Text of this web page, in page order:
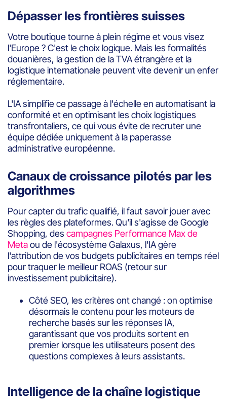
Dépasser les frontières suisses
Votre boutique tourne à plein régime et vous visez
l'Europe ? C'est le choix logique. Mais les formalités
douanières, la gestion de la TVA étrangère et la
logistique internationale peuvent vite devenir un enfer
réglementaire.
L'IA simplifie ce passage à l'échelle en automatisant la
conformité et en optimisant les choix logistiques
transfrontaliers, ce qui vous évite de recruter une
équipe dédiée uniquement à la paperasse
administrative européenne.
Canaux de croissance pilotés par les
algorithmes
Pour capter du trafic qualifié, il faut savoir jouer avec
les règles des plateformes. Qu'il s'agisse de Google
Shopping, des campagnes Performance Max de
Metaou de l'écosystème Galaxus, l'IA gère
l'attribution de vos budgets publicitaires en temps réel
pour traquer le meilleur ROAS (retour sur
investissement publicitaire).
Côté SEO, les critères ont changé : on optimise
désormais le contenu pour les moteurs de
recherche basés sur les réponses IA,
garantissant que vos produits sortent en
premier lorsque les utilisateurs posent des
questions complexes à leurs assistants.
Intelligence de la chaîne logistique